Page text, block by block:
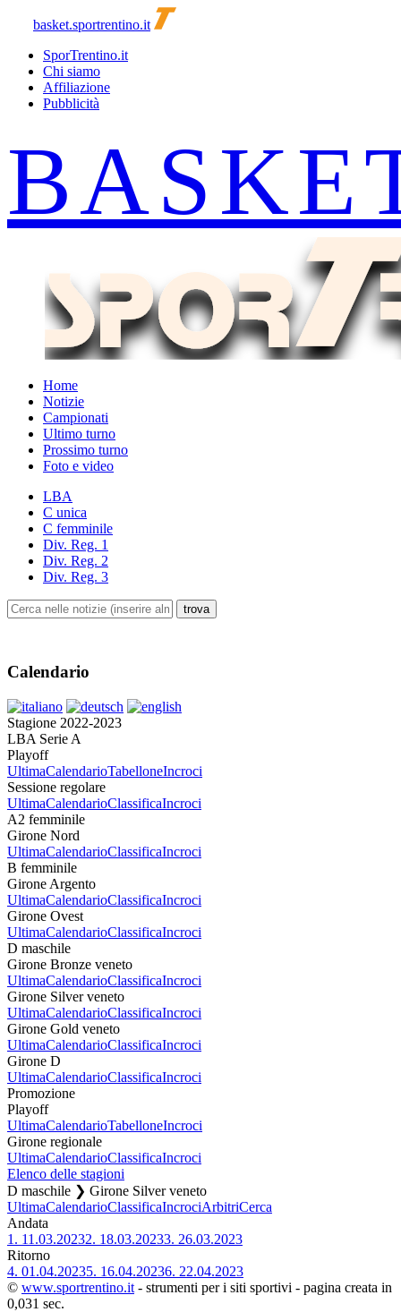
basket.sportrentino.it
SporTrentino.it
Chi siamo
Affiliazione
Pubblicità
Home
Notizie
Campionati
Ultimo turno
Prossimo turno
Foto e video
LBA
C unica
C femminile
Div. Reg. 1
Div. Reg. 2
Div. Reg. 3
Calendario
Stagione 2022-2023
LBA Serie A
Playoff
UltimaCalendarioTabelloneIncroci
Sessione regolare
UltimaCalendarioClassificaIncroci
A2 femminile
Girone Nord
UltimaCalendarioClassificaIncroci
B femminile
Girone Argento
UltimaCalendarioClassificaIncroci
Girone Ovest
UltimaCalendarioClassificaIncroci
D maschile
Girone Bronze veneto
UltimaCalendarioClassificaIncroci
Girone Silver veneto
UltimaCalendarioClassificaIncroci
Girone Gold veneto
UltimaCalendarioClassificaIncroci
Girone D
UltimaCalendarioClassificaIncroci
Promozione
Playoff
UltimaCalendarioTabelloneIncroci
Girone regionale
UltimaCalendarioClassificaIncroci
Elenco delle stagioni
D maschile ❯ Girone Silver veneto
UltimaCalendarioClassificaIncrociArbitriCerca
Andata
1. 11.03.20232. 18.03.20233. 26.03.2023
Ritorno
4. 01.04.20235. 16.04.20236. 22.04.2023
© www.sportrentino.it - strumenti per i siti sportivi - pagina creata in
0,031 sec.